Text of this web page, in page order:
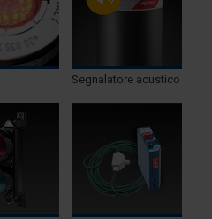
Segnalatore acustico